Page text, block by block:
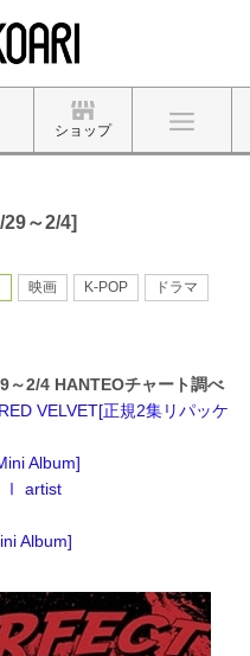
ショップ
～2/4]
映画 K-POP
ドラマ
～2/4 HANTEOチャート調べ
VELVET[正規2集リパッケ
Album]
Ⅰ artist
Album]